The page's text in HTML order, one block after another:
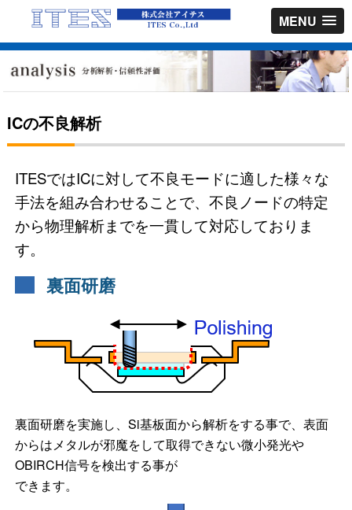
MENU
ICの不良解析
ITESではICに対して不良モードに適した様々な
手法を組み合わせることで、不良ノードの特定
から物理解析までを一貫して対応しておりま
す。
裏面研磨
裏面研磨を実施し、Si基板面から解析をする事で、表面
からはメタルが邪魔をして取得できない微小発光や
OBIRCH信号を検出する事が
できます。